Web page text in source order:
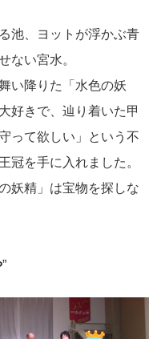
池、ヨットが浮かぶ青
ない宮水。
い降りた「水色の妖
好きで、辿り着いた甲
って欲しい」という不
冠を手に入れました。
妖精」は宝物を探しな
”